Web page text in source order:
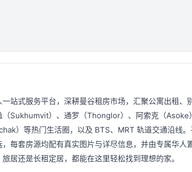
站式服务平台，深耕曼谷租房市场，汇聚公寓出租、
（Sukhumvit）、通罗（Thonglor）、阿索克（Asoke
）等热门生活圈，以及 BTS、MRT 轨道交通沿线
每套房源均配有真实图片与详尽信息，并由专属华人
居还是长租定居，都能在这里轻松找到理想的家。